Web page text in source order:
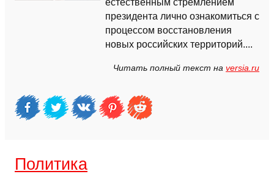
естественным стремлением
президента лично ознакомиться с
процессом восстановления
новых российских территорий....
Читать полный текст на versia.ru
Политика